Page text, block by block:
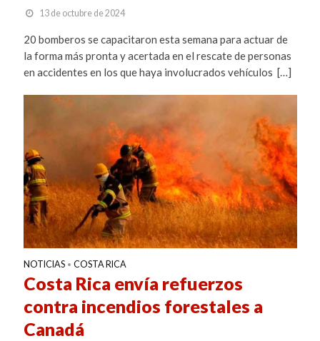
13 de octubre de 2024
20 bomberos se capacitaron esta semana para actuar de
la forma más pronta y acertada en el rescate de personas
en accidentes en los que haya involucrados vehículos […]
NOTICIAS • COSTA RICA
Costa Rica envía refuerzos
contra incendios forestales a
Canadá